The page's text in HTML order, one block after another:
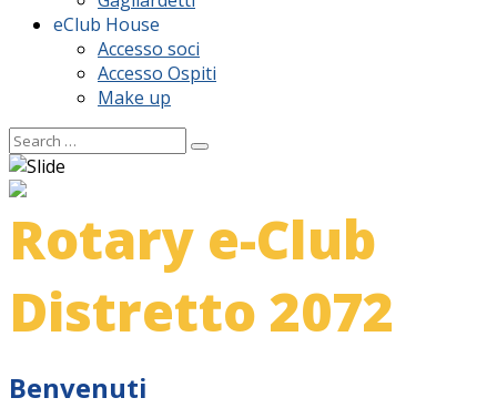
eClub House
Accesso soci
Accesso Ospiti
Make up
Rotary e-Club
Distretto 2072
Benvenuti